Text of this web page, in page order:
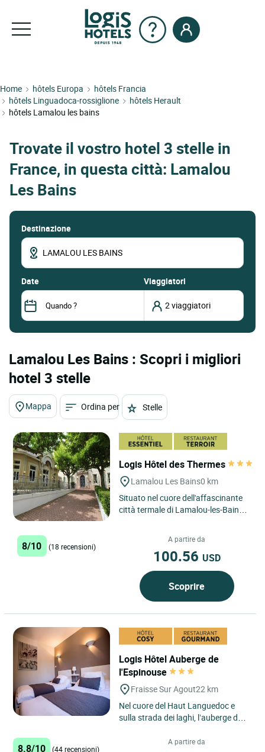
Home hôtels Europa
hôtels Francia
hôtels Linguadoca-rossiglione
hôtels Herault
hôtels Lamalou les bains
Trovate il vostro hotel 3 stelle in
France, in questa città: Lamalou
Les Bains
Destinazione
date Viaggiatori
Lamalou Les Bains : Scopri i migliori
hotel 3 stelle
Mappa Ordina per Stelle
Logis Hôtel des Thermes
Lamalou Les Bains0 km
Situato nel cuore dell'affascinante
città termale di Lamalou-les-Bains,
8/10 (18 recensioni)
A partire da
100.56 USD
Scoprire
Logis Hôtel Auberge de
l'Espinouse
Fraisse Sur Agout22 km
Nel cuore del Haut Languedoc e
sulla strada dei laghi, l’auberge de
tradizionale e...
8.8/10 (44 recensioni)
A partire da